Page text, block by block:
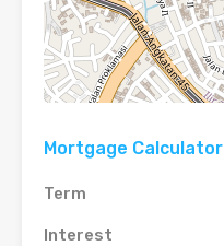
Mortgage Calculator
Term
Interest